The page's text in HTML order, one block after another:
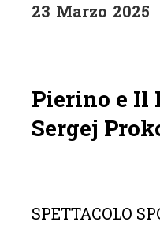
23 Marzo 2025
Pierino e Il
Sergej
SPETTACOLO